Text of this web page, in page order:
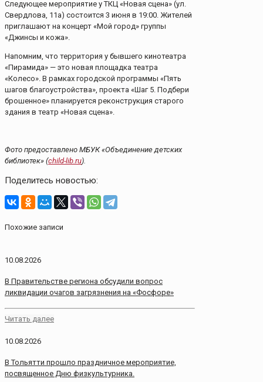
Следующее мероприятие у ТКЦ «Новая сцена» (ул.
Свердлова, 11а) состоится 3 июня в 19:00. Жителей
приглашают на концерт «Мой город» группы
«Джинсы и кожа».
Напомним, что территория у бывшего кинотеатра
«Пирамида» — это новая площадка театра
«Колесо». В рамках городской программы «Пять
шагов благоустройства», проекта «Шаг 5. Подбери
брошенное» планируется реконструкция старого
здания в театр «Новая сцена».
Фото предоставлено МБУК «Объединение детских
библиотек» (child-lib.ru).
Поделитесь новостью:
Похожие записи
10.08.2026
В Правительстве региона обсудили вопрос
ликвидации очагов загрязнения на «Фосфоре»
Читать далее
10.08.2026
В Тольятти прошло праздничное мероприятие,
посвященное Дню физкультурника.